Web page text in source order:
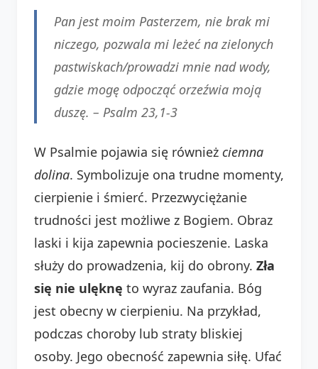
Pan jest moim Pasterzem, nie brak mi
niczego, pozwala mi leżeć na zielonych
pastwiskach/prowadzi mnie nad wody,
gdzie mogę odpocząć orzeźwia moją
duszę. – Psalm 23,1-3
W Psalmie pojawia się również ciemna
dolina. Symbolizuje ona trudne momenty,
cierpienie i śmierć. Przezwyciężanie
trudności jest możliwe z Bogiem. Obraz
laski i kija zapewnia pocieszenie. Laska
służy do prowadzenia, kij do obrony. Zła
się nie ulęknę to wyraz zaufania. Bóg
jest obecny w cierpieniu. Na przykład,
podczas choroby lub straty bliskiej
osoby. Jego obecność zapewnia siłę. Ufać